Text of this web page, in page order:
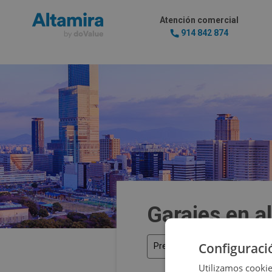
Atención comercial
914 842 874
Garajes en
Precio
Utilizamos